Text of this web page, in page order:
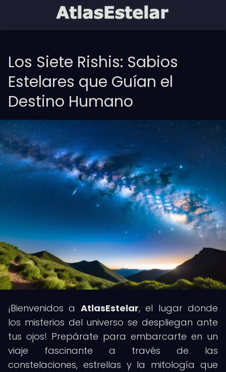
Los Siete Rishis: Sabios
Estelares que Guían el
Destino Humano
¡Bienvenidos a AtlasEstelar, el lugar donde
los misterios del universo se despliegan ante
tus ojos! Prepárate para embarcarte en un
viaje fascinante a través de las
constelaciones, estrellas y la mitología que